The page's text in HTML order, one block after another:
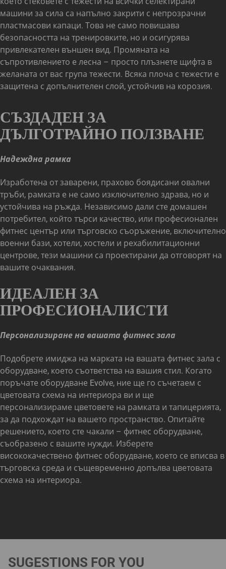
машини за сила са напълно закрити с непрозрачни
пластмасови капаци. Това не само повишава
безопасността на тренировките, но и осигурява
привлекателен външен вид. Промяната на
съпротивлението е лесна – просто плъзнете щифта в
желаната от вас група тежести. Всяка плоча с тежести е
защитена с допълнителен слой, устойчив на корозия.
СЪЗДАДЕН ЗА
ДЪЛГОТРАЙНО ПОЛЗВАНЕ
Надеждна рамка
Изработена от заварени, прахово боядисани овални
тръби, рамката е не само изключително здрава, но и
устойчива на ръжда. Независимо дали сте домашен
потребител, който търси качество, или професионален
фитнес център или търговско съоръжение, включително
военни бази, хотели, хостели и рехабилитационни
центрове, тези машини са проектирани да отговорят на
вашите очаквания.
ИДЕАЛЕН ЗА
ПРОФЕСИОНАЛИСТИ
Персонализиране на вашата фитнес зала
Подобрете имиджа на марката на вашата фитнес зала с
оборудване, което съответства на вашия стил. Когато
поръчате оборудване Evolve, ние ще го съчетаем с
цветовата схема на интериора ви и ще
персонализираме цветовете на рамката и тапицерията,
за да подхождат на вашето пространство. Опитайте
решението, което сте чакали – фитнес оборудване,
съобразено с вашите нужди. Изберете
висококачествено фитнес оборудване, което се вписва в
търговска среда и същевременно допълва цветовата
схема на интериора.
SUGESTIONS FOR YOU